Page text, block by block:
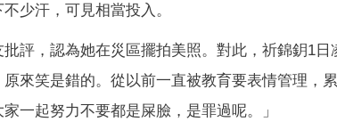
少汗，可見相當投入。
評，認為她在災區擺拍美照。對此，祈錦鈅1
來笑是錯的。從以前一直被教育要表情管理，
一起努力不要都是屎臉，是罪過呢。」